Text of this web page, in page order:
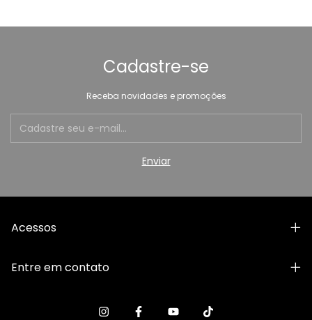
Cadastre-se
Receba novidades e promoções
Acessos
Entre em contato